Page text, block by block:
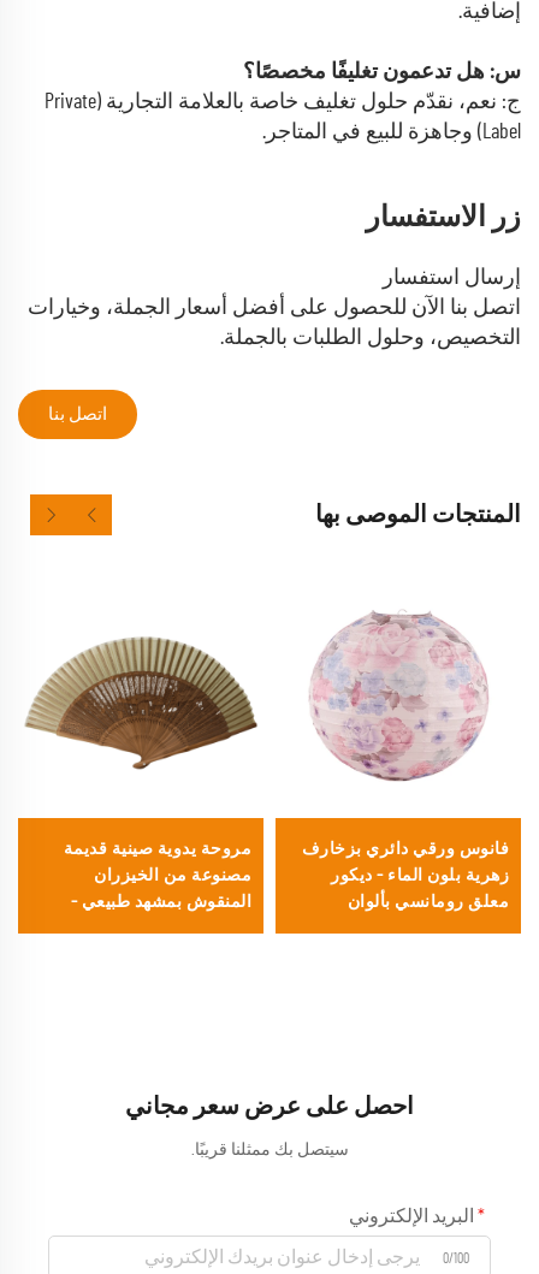
إضافية.
س: هل تدعمون تغليفًا مخصصًا؟
ج: نعم، نقدّم حلول تغليف خاصة بالعلامة التجارية (Private
Label) وجاهزة للبيع في المتاجر.
زر الاستفسار
إرسال استفسار
اتصل بنا الآن للحصول على أفضل أسعار الجملة، وخيارات
التخصيص، وحلول الطلبات بالجملة.
اتصل بنا
المنتجات الموصى بها
فانوس ورقي دائري بزخارف
زهرية بلون الماء – ديكور
معلق رومانسي بألوان
مروحة يدوية صينية قديمة
مصنوعة من الخيزران
المنقوش بمشهد طبيعي –
احصل على عرض سعر مجاني
سيتصل بك ممثلنا قريبًا.
البريد الإلكتروني
0/100